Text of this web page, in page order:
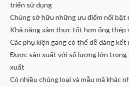
triển sử dụng
Chúng sở hữu những ưu điểm nổi bật
Khả năng xâm thực tốt hơn ống thép
Các phụ kiện gang có thể dễ dàng kết
Được sản xuất với số lượng lớn trong
xuất
Có nhiều chủng loại và mẫu mã khác